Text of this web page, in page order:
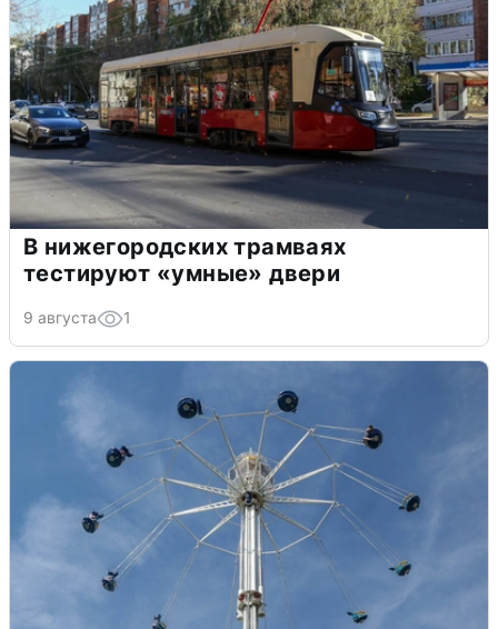
В нижегородских трамваях
тестируют «умные» двери
9 августа 1